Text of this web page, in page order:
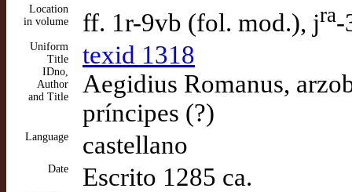
Location
in volume
ff. 1r-9vb (fol. mod.), jra-
Uniform
Title
IDno,
Author
and Title
texid 1318
Aegidius Romanus,
príncipes (?)
Language castellano
Date Escrito 1285 ca.